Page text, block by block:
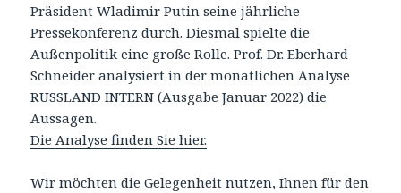
Präsident Wladimir Putin seine jährliche
Pressekonferenz durch. Diesmal spielte die
Außenpolitik eine große Rolle. Prof. Dr. Eberhard
Schneider analysiert in der monatlichen Analyse
RUSSLAND INTERN (Ausgabe Januar 2022) die
Aussagen.
Die Analyse findenSie hier.
Wir möchten die Gelegenheit nutzen, Ihnen für den